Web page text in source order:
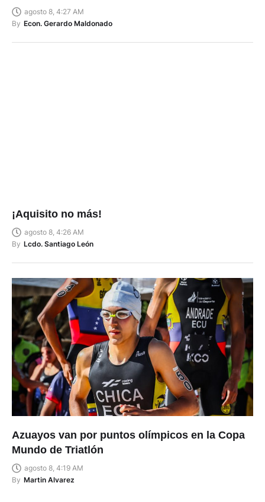
agosto 8, 4:27 AM
By Econ. Gerardo Maldonado
¡Aquisito no más!
agosto 8, 4:26 AM
By Lcdo. Santiago León
Azuayos van por puntos olímpicos en la Copa
Mundo de Triatlón
agosto 8, 4:19 AM
By Martin Alvarez